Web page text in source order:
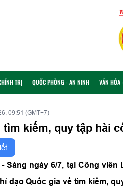
TRỊ QUỐC PHÒNG - AN NINH VĂN HÓA
09:51 (GMT+7)
tìm kiếm, quy tập hài
- Sáng ngày 6/7, tại Công
đạo Quốc gia về tìm kiếm,